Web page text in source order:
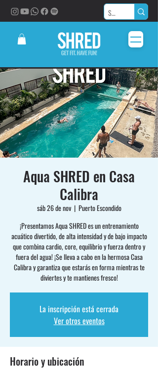
Aqua SHRED en Casa
Calibra
sáb 26 de nov
  |
Puerto Escondido
¡Presentamos Aqua SHRED es un entrenamiento
acuático divertido, de alta intensidad y de bajo impacto
que combina cardio, core, equilibrio y fuerza dentro y
fuera del agua! ¡Se lleva a cabo en la hermosa Casa
Calibra y garantiza que estarás en forma mientras te
diviertes y te mantienes fresco!
La inscripción está cerrada
Ver otros eventos
Horario y ubicación